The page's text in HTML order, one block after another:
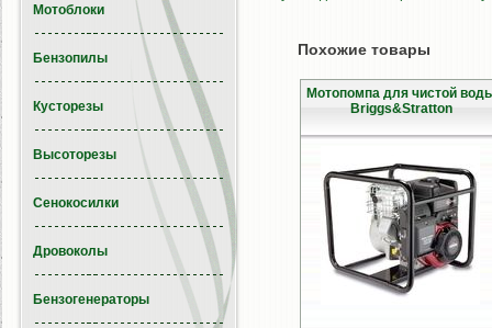
Похожие товары
Мотопомпа для чистой
Briggs&Stratton
Мотоблоки
Бензопилы
Кусторезы
Высоторезы
Сенокосилки
Дровоколы
Бензогенераторы